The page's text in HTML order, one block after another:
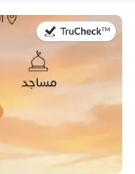
في:20 يوليو 2026